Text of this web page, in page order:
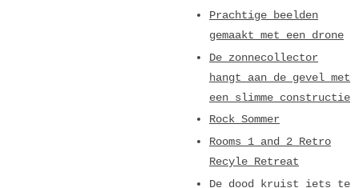
Prachtige beelden
gemaakt met een drone
De zonnecollector
hangt aan de gevel met
een slimme constructie
Rock Sommer
Rooms 1 and 2 Retro
Recyle Retreat
De dood kruist iets te